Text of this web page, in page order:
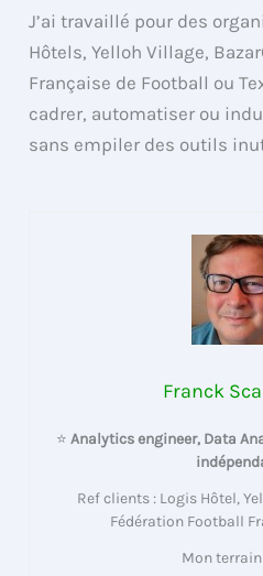
J’ai travaillé pour des
Hôtels, Yelloh Village,
Française de Football ou
cadrer, automatiser ou
sans empiler des outils
Franck
⭐ Analytics engineer, Data
Ref clients : Logis Hôtel,
Fédération Football
Mon terrain